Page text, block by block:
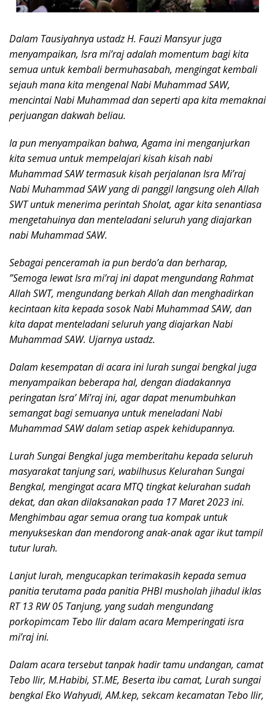
Dalam Tausiyahnya ustadz H. Fauzi Mansyur juga
menyampaikan, Isra mi’raj adalah momentum bagi kita
semua untuk kembali bermuhasabah, mengingat kembali
sejauh mana kita mengenal Nabi Muhammad SAW,
mencintai Nabi Muhammad dan seperti apa kita memaknai
perjuangan dakwah beliau.
Ia pun menyampaikan bahwa, Agama ini menganjurkan
kita semua untuk mempelajari kisah kisah nabi
Muhammad SAW termasuk kisah perjalanan Isra Mi’raj
Nabi Muhammad SAW yang di panggil langsung oleh Allah
SWT untuk menerima perintah Sholat, agar kita senantiasa
mengetahuinya dan menteladani seluruh yang diajarkan
nabi Muhammad SAW.
Sebagai penceramah ia pun berdo’a dan berharap,
”Semoga lewat Isra mi’raj ini dapat mengundang Rahmat
Allah SWT, mengundang berkah Allah dan menghadirkan
kecintaan kita kepada sosok Nabi Muhammad SAW, dan
kita dapat menteladani seluruh yang diajarkan Nabi
Muhammad SAW. Ujarnya ustadz.
Dalam kesempatan di acara ini lurah sungai bengkal juga
menyampaikan beberapa hal, dengan diadakannya
peringatan Isra’ Mi’raj ini, agar dapat menumbuhkan
semangat bagi semuanya untuk meneladani Nabi
Muhammad SAW dalam setiap aspek kehidupannya.
Lurah Sungai Bengkal juga memberitahu kepada seluruh
masyarakat tanjung sari, wabilhusus Kelurahan Sungai
Bengkal, mengingat acara MTQ tingkat kelurahan sudah
dekat, dan akan dilaksanakan pada 17 Maret 2023 ini.
Menghimbau agar semua orang tua kompak untuk
menyukseskan dan mendorong anak-anak agar ikut tampil
tutur lurah.
Lanjut lurah, mengucapkan terimakasih kepada semua
panitia terutama pada panitia PHBI musholah jihadul iklas
RT 13 RW 05 Tanjung, yang sudah mengundang
porkopimcam Tebo Ilir dalam acara Memperingati isra
mi’raj ini.
Dalam acara tersebut tanpak hadir tamu undangan, camat
Tebo Ilir, M.Habibi, ST.ME, Beserta ibu camat, Lurah sungai
bengkal Eko Wahyudi, AM.kep, sekcam kecamatan Tebo Ilir,